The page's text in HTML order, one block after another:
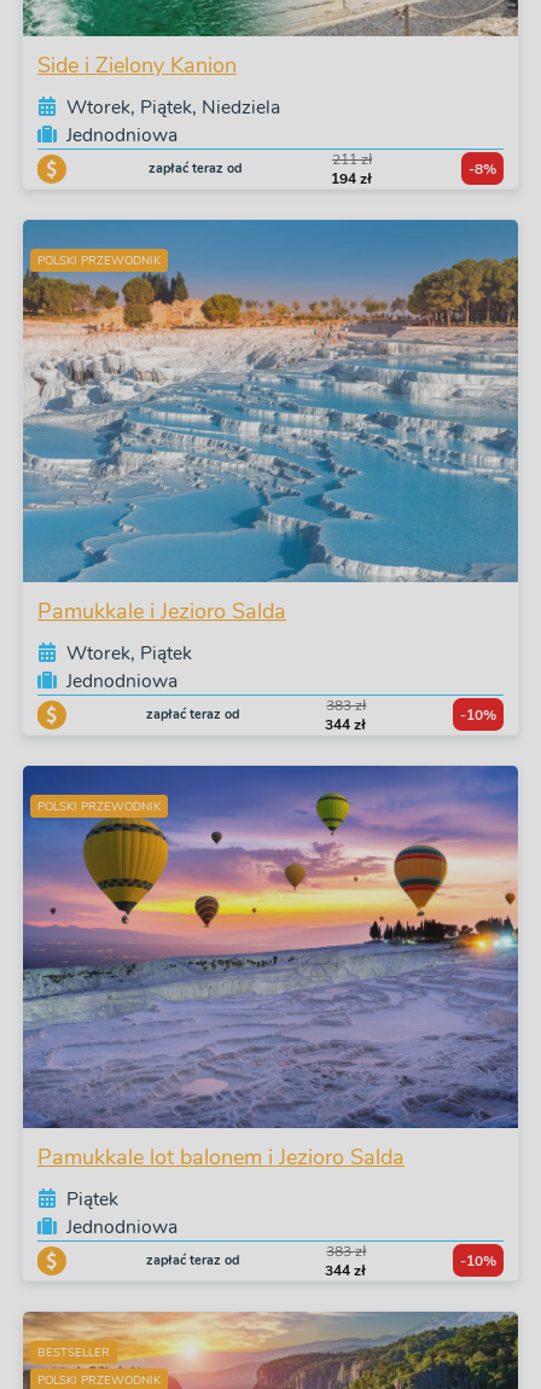
Side i Zielony Kanion
Wtorek, Piątek, Niedziela
Jednodniowa
zapłać teraz od
211 zł
194 zł
-8%
POLSKI PRZEWODNIK
Pamukkale i Jezioro Salda
Wtorek, Piątek
Jednodniowa
zapłać teraz od
383 zł
344 zł
-10%
POLSKI PRZEWODNIK
Pamukkale lot balonem i Jezioro Salda
Piątek
Jednodniowa
zapłać teraz od
383 zł
344 zł
-10%
BESTSELLER
POLSKI PRZEWODNIK